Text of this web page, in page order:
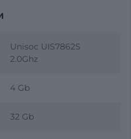
Unisoc UIS7862S
2.0Ghz
4 Gb
32 Gb